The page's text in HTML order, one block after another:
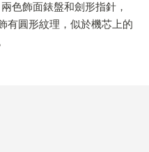
色飾面錶盤和劍形指針，
有圓形紋理，似於機芯上的